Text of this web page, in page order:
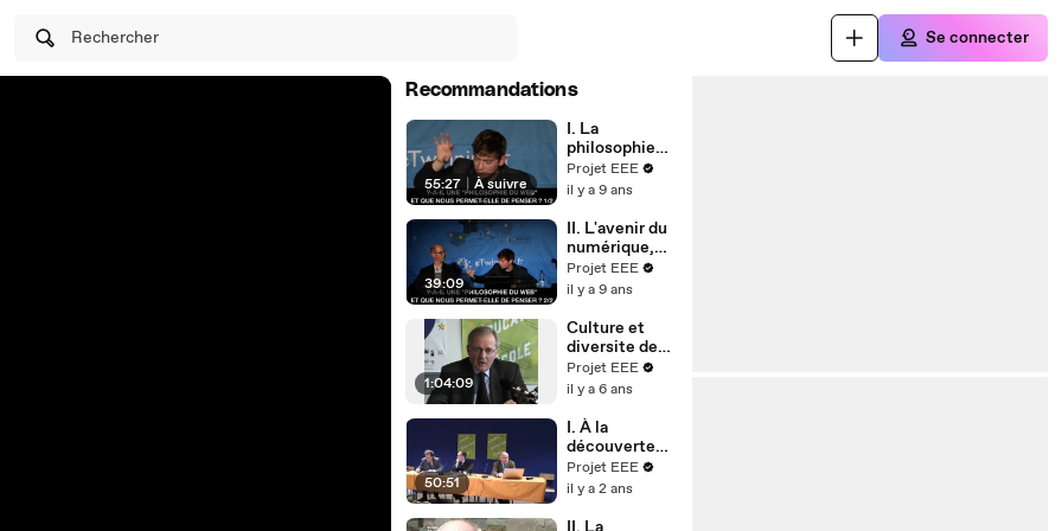
Rechercher Se connecter
Recommandations
55:27 À suivre
I. La
philosophie
du web,
Alexandre
Projet EEE
il y a 9 ans
39:09
II. L'avenir du
numérique,
Alexandre
MONNIN
Projet EEE
il y a 9 ans
1:04:09
Culture et
diversite des
langues, Ole
HANSEN-
Projet EEE
il y a 6 ans
50:51
I. À la
découverte
d'Emmanuel
LEVINAS,
FONTAINE et
Projet EEE
il y a 2 ans